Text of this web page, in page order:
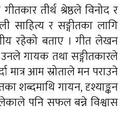
तीर्थ श्रेष्ठले विनोद र
साहित्य र सङ्गीतका लागि
रहेको बताए । गीत लेखन
गायक तथा सङ्गीतकारले
मात्र आम स्रोताले मन पराउने
शब्दमाथि गायन, दृश्याङ्कन
पनि सफल बन्ने विश्वास